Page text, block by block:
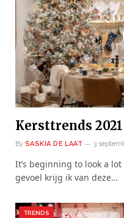
Kersttrends
By SASKIA DE LAAT 3
It’s beginning to look a
gevoel krijg ik van deze…
TRENDS